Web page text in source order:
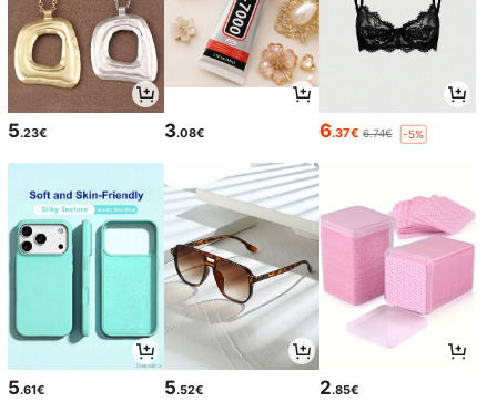
5.23€ 3.08€ 6.37€ 6.74€ -5%
5.61€ 5.52€ 2.85€